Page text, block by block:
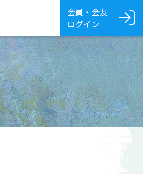
会員・会友
ログイン